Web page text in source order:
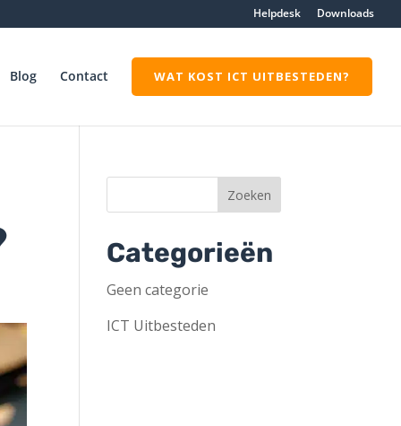
Helpdesk Downloads
Blog Contact WAT KOST ICT UITBESTEDEN?
Categorieën
Geen categorie
ICT Uitbesteden